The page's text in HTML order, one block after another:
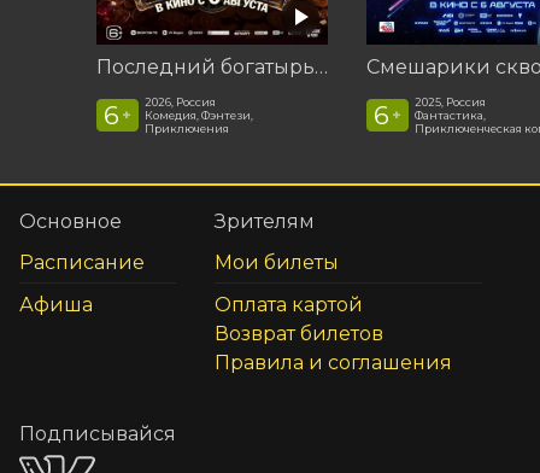
Последний богатырь. Колобок
6 +
2026, Россия
Комедия, Фэнтези,
Приключения
6 +
2025, Россия
Фантастика,
Приключенческая
Основное
Расписание
Афиша
Зрителям
Мои билеты
Оплата картой
Возврат билетов
Правила и соглашения
Подписывайся